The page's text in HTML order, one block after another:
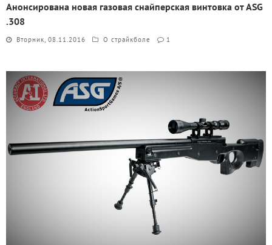
Анонсирована новая газовая снайперская винтовка от ASG
.308
Вторник, 08.11.2016 О страйкболе 1